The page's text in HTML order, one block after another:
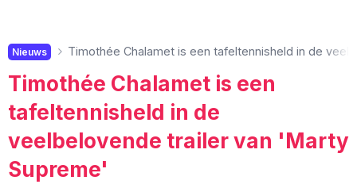
Nieuws Timothée Chalamet is een tafeltennisheld in de
Timothée Chalamet is een
tafeltennisheld in de
veelbelovende trailer van 'Marty
Supreme'